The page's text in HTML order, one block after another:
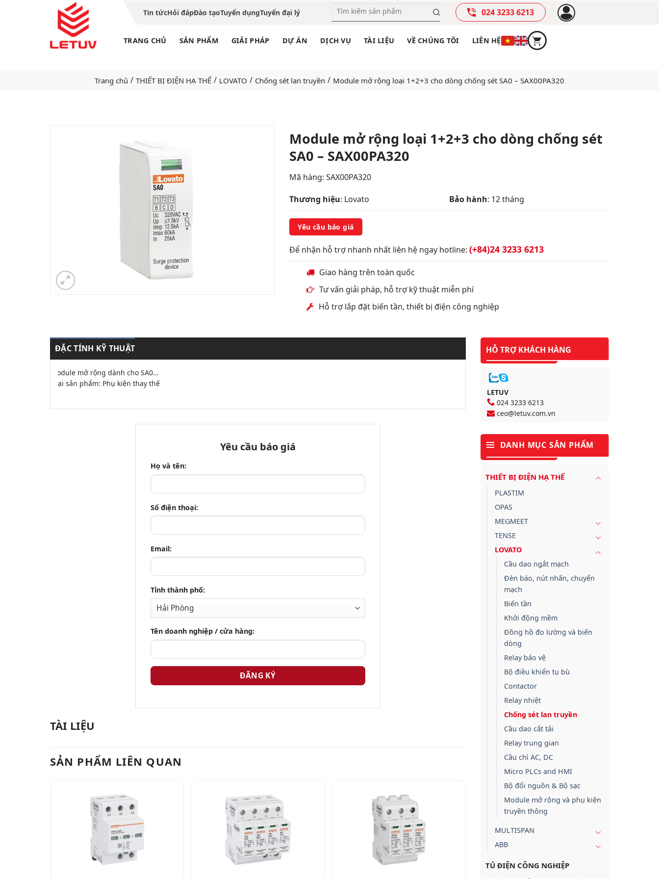
Tin tứcHỏi đápĐào tạoTuyển dụngTuyển đại lý 024 3233 6213
TRANG CHỦ SẢN PHẨM GIẢI PHÁP DỰ ÁN DỊCH VỤ TÀI LIỆU VỀ CHÚNG TÔI LIÊN HỆ
Trang chủ / THIẾT BỊ ĐIỆN HẠ THẾ / LOVATO / Chống sét lan truyền / Module mở rộng loại 1+2+3 cho dòng chống sét SA0 – SAX00PA320
Module mở rộng loại 1+2+3 cho dòng chống sét
SA0 – SAX00PA320
Mã hàng: SAX00PA320
Thương hiệu: Lovato Bảo hành: 12 tháng
Yêu cầu báo giá
Để nhận hỗ trợ nhanh nhất liên hệ ngay hotline: (+84)24 3233 6213
Giao hàng trên toàn quốc
Tư vấn giải pháp, hỗ trợ kỹ thuật miễn phí
Hỗ trợ lắp đặt biến tần, thiết bị điện công nghiệp
ĐẶC TÍNH KỸ THUẬT
Module mở rộng dành cho SA0…
Loại sản phẩm: Phụ kiện thay thế
Yêu cầu báo giá
Họ và tên:
Số điện thoại:
Email:
Tỉnh thành phố:
Tên doanh nghiệp / cửa hàng:
TÀI LIỆU
SẢN PHẨM LIÊN QUAN
HỖ TRỢ KHÁCH HÀNG
LETUV
024 3233 6213
ceo@letuv.com.vn
DANH MỤC SẢN PHẨM
THIẾT BỊ ĐIỆN HẠ THẾ
PLASTIM
OPAS
MEGMEET
TENSE
LOVATO
Cầu dao ngắt mạch
Đèn báo, nút nhấn, chuyển
mạch
Biến tần
Khởi động mềm
Đồng hồ đo lường và biến
dòng
Relay bảo vệ
Bộ điều khiển tụ bù
Contactor
Relay nhiệt
Chống sét lan truyền
Cầu dao cắt tải
Relay trung gian
Cầu chì AC, DC
Micro PLCs and HMI
Bộ đổi nguồn & Bộ sạc
Module mở rộng và phụ kiện
truyền thông
MULTISPAN
ABB
TỦ ĐIỆN CÔNG NGHIỆP